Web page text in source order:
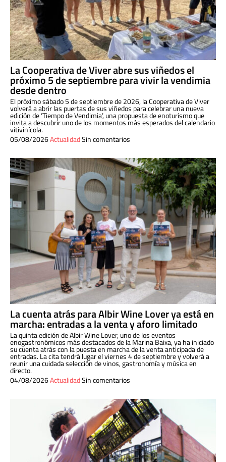
La Cooperativa de Viver abre sus viñedos el
próximo 5 de septiembre para vivir la vendimia
desde dentro
El próximo sábado 5 de septiembre de 2026, la Cooperativa de Viver
volverá a abrir las puertas de sus viñedos para celebrar una nueva
edición de ‘Tiempo de Vendimia’, una propuesta de enoturismo que
invita a descubrir uno de los momentos más esperados del calendario
vitivinícola.
05/08/2026ActualidadSin comentarios
La cuenta atrás para Albir Wine Lover ya está en
marcha: entradas a la venta y aforo limitado
La quinta edición de Albir Wine Lover, uno de los eventos
enogastronómicos más destacados de la Marina Baixa, ya ha iniciado
su cuenta atrás con la puesta en marcha de la venta anticipada de
entradas. La cita tendrá lugar el viernes 4 de septiembre y volverá a
reunir una cuidada selección de vinos, gastronomía y música en
directo.
04/08/2026ActualidadSin comentarios